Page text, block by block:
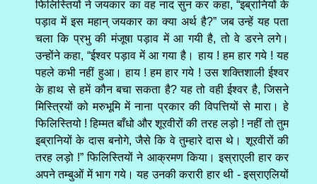
फिलिस्तियों ने जयकार का वह नाद सुन कर कहा, “इब्रानियों के
पड़ाव में इस महान्‌ जयकार का क्या अर्थ है?” जब उन्हें यह पता
चला कि प्रभु की मंजूषा पड़ाव में आ गयी है, तो वे डरने लगे।
उन्होंने कहा, “ईश्वर पड़ाव में आ गया है। हाय ! हम हार गये ! यह
पहले कभी नहीं हुआ। हाय ! हम हार गये ! उस शक्तिशाली ईश्वर
के हाथ से हमें कौन बचा सकता है? यह तो वही ईश्वर है, जिसने
मिस्त्रियों को मरुभूमि में नाना प्रकार की विपत्तियों से मारा। हे
फिलिस्तियो ! हिम्मत बाँधो और शूरवीरों की तरह लड़ो ! नहीं तो तुम
इब्रानियों के दास बनोगे, जैसे कि वे तुम्हारे दास थे। शूरवीरों की
तरह लड़ो !” फिलिस्तियों ने आक्रमण किया। इस्राएली हार कर
अपने तम्बुओं में भाग गये। यह उनकी करारी हार थी - इस्राएलियों